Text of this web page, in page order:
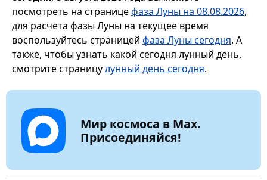
посмотреть на страницефаза Луны на 08.08.2026,
для расчета фазы Луны на текущее время
воспользуйтесь страницей фаза Луны сегодня. А
также, чтобы узнать какой сегодня лунный день,
смотрите страницулунный день сегодня.
Мир космоса в Max.
Присоединяйся!